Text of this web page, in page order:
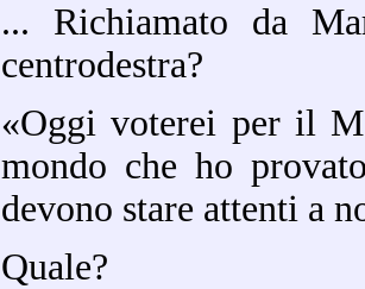
... Richiamato da
centrodestra?
«Oggi voterei per il
mondo che ho
devono stare attenti a
Quale?